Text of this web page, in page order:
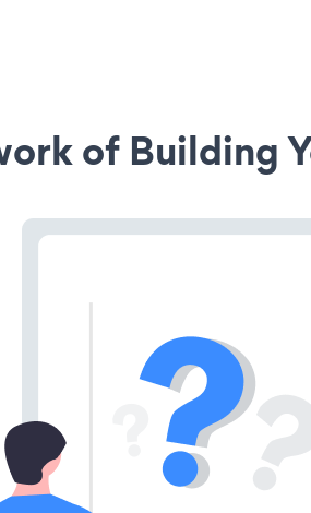
of Building